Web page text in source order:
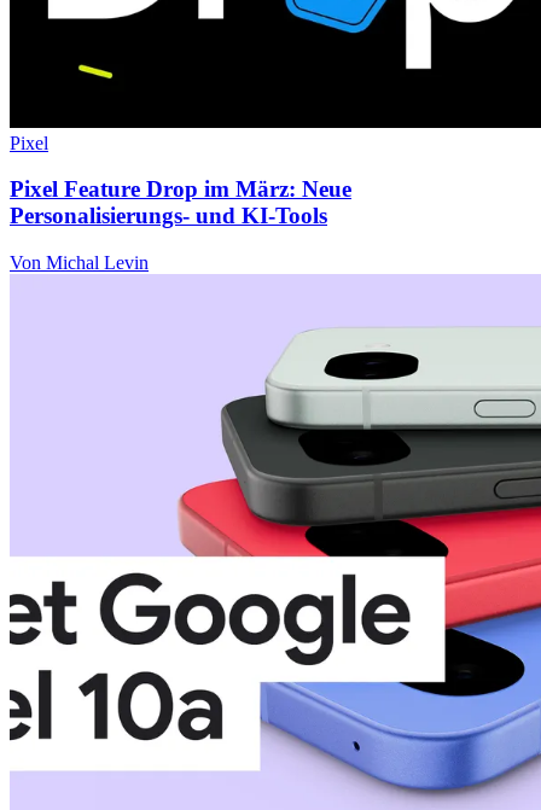
Pixel
Pixel Feature Drop im März: Neue
Personalisierungs- und KI-Tools
Von Michal Levin